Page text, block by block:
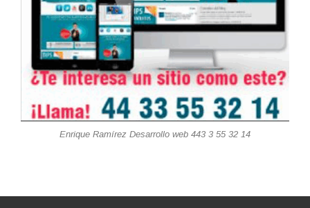
Enrique Ramírez Desarrollo web 443 3 55 32 14